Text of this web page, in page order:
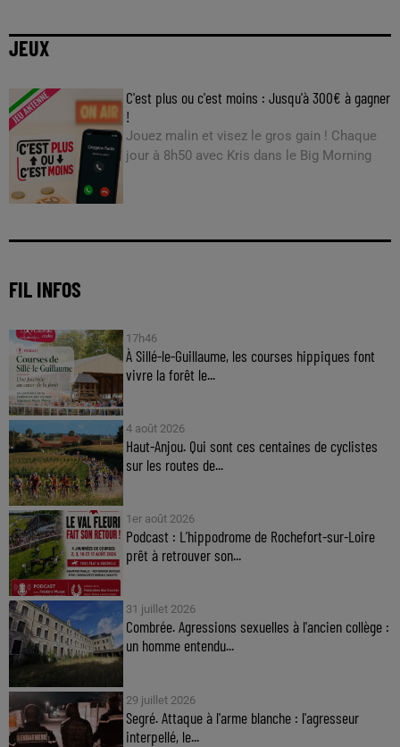
JEUX
C'est plus ou c'est moins : Jusqu'à 300€ à gagner
!
Jouez malin et visez le gros gain ! Chaque
jour à 8h50 avec Kris dans le Big Morning
FIL INFOS
17h46
À Sillé-le-Guillaume, les courses hippiques font
vivre la forêt le...
4 août 2026
Haut-Anjou. Qui sont ces centaines de cyclistes
sur les routes de...
1er août 2026
Podcast : L’hippodrome de Rochefort-sur-Loire
prêt à retrouver son...
31 juillet 2026
Combrée. Agressions sexuelles à l'ancien collège :
un homme entendu...
29 juillet 2026
Segré. Attaque à l'arme blanche : l'agresseur
interpellé, le...